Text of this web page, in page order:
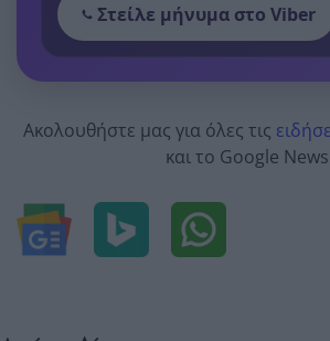
Στείλε μήνυμα στο Viber
Ακολουθήστε μας για όλες τις
και το Google News